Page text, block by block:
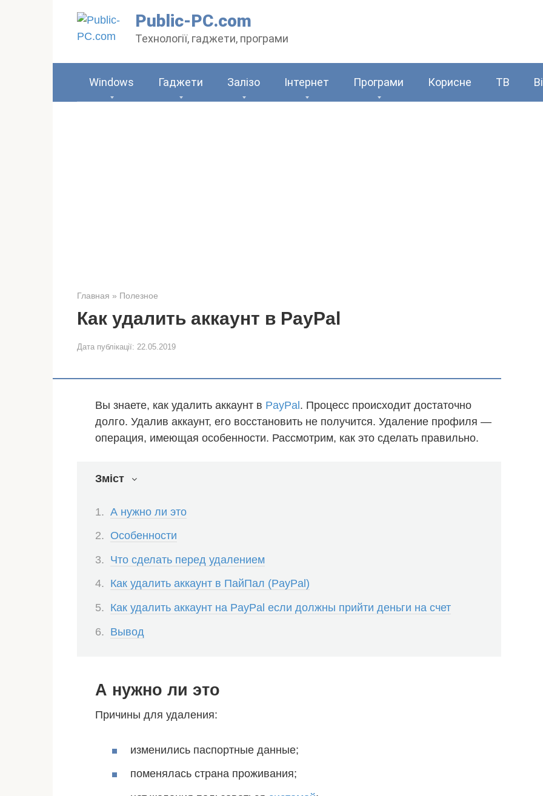
Public-PC.com
Технології, гаджети, програми
Windows Гаджети Залізо Інтернет Програми Корисне ТВ
Главная » Полезное
Как удалить аккаунт в PayPal
Дата публікації: 22.05.2019
Вы знаете, как удалить аккаунт в PayPal . Процесс происходит достаточно
долго. Удалив аккаунт, его восстановить не получится. Удаление профиля —
операция, имеющая особенности. Рассмотрим, как это сделать правильно.
Зміст
А нужно ли это
Особенности
Что сделать перед удалением
Как удалить аккаунт в ПайПал (PayPal)
Как удалить аккаунт на PayPal если должны прийти деньги на счет
Вывод
А нужно ли это
Причины для удаления:
изменились паспортные данные;
поменялась страна проживания;